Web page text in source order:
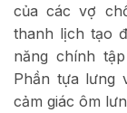
của các vợ
thanh lịch tạo
năng chính
Phần tựa lưng
cảm giác ôm